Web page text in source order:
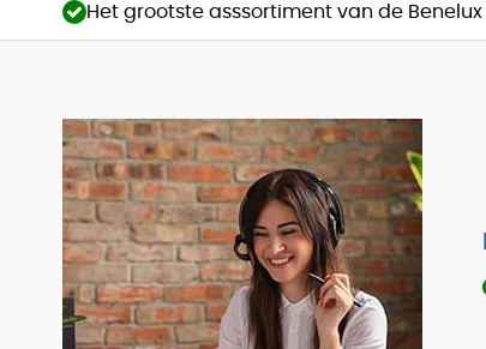
Het grootste asssortiment van de Benelux